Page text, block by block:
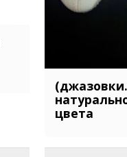
цвета